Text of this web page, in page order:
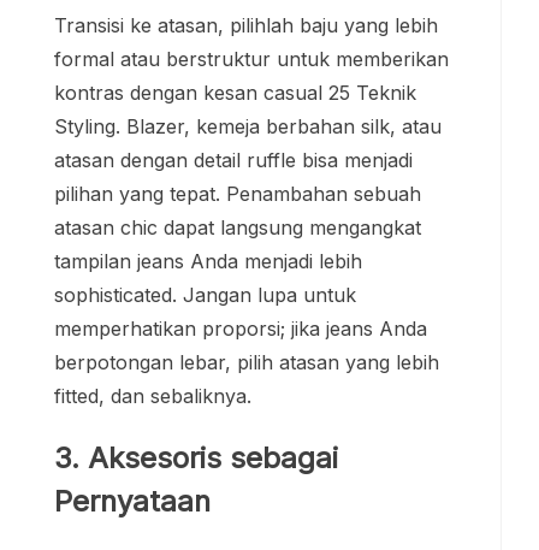
Transisi ke atasan, pilihlah baju yang lebih
formal atau berstruktur untuk memberikan
kontras dengan kesan casual 25 Teknik
Styling. Blazer, kemeja berbahan silk, atau
atasan dengan detail ruffle bisa menjadi
pilihan yang tepat. Penambahan sebuah
atasan chic dapat langsung mengangkat
tampilan jeans Anda menjadi lebih
sophisticated. Jangan lupa untuk
memperhatikan proporsi; jika jeans Anda
berpotongan lebar, pilih atasan yang lebih
fitted, dan sebaliknya.
3. Aksesoris sebagai
Pernyataan